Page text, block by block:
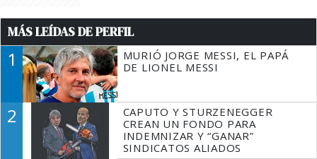
MÁS LEÍDAS DE PERFIL
1
MURIÓ JORGE MESSI, EL PAPÁ
DE LIONEL MESSI
2
CAPUTO Y STURZENEGGER
CREAN UN FONDO PARA
INDEMNIZAR Y “GANAR”
SINDICATOS ALIADOS